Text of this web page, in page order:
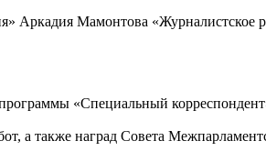
Аркадия Мамонтова «Журналистское
«Специальный
а также наград Совета